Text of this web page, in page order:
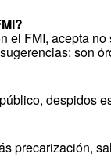
el FMI, acepta
son
despidos
precarización,